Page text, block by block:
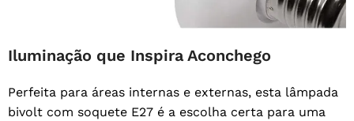
Iluminação que Inspira Aconchego
Perfeita para áreas internas e externas, esta lâmpada
bivolt com soquete E27 é a escolha certa para uma